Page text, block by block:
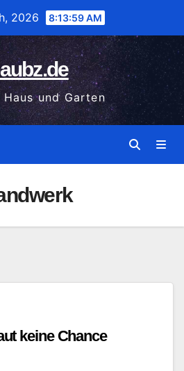
2026 8:14:00 AM
und Garten
keine Chance